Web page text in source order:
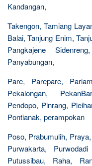
Kandangan,
Takengon, Tamiang
Balai, Tanjung Enim,
Pangkajene
Panyabungan,
Pare, Parepare,
Pekalongan,
Pendopo, Pinrang,
Pontianak, perampokan
Poso, Prabumulih,
Purwakarta,
Putussibau, Raha,